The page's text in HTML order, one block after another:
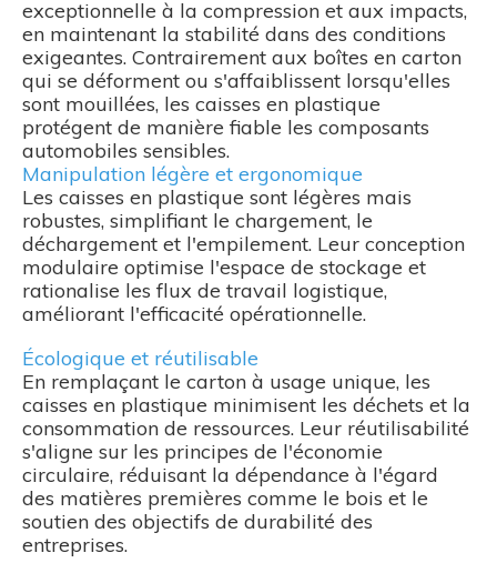
exceptionnelle à la compression et aux impacts,
en maintenant la stabilité dans des conditions
exigeantes. Contrairement aux boîtes en carton
qui se déforment ou s'affaiblissent lorsqu'elles
sont mouillées, les caisses en plastique
protégent de manière fiable les composants
automobiles sensibles.
Manipulation légère et ergonomique
Les caisses en plastique sont légères mais
robustes, simplifiant le chargement, le
déchargement et l'empilement. Leur conception
modulaire optimise l'espace de stockage et
rationalise les flux de travail logistique,
améliorant l'efficacité opérationnelle.
Écologique et réutilisable
En remplaçant le carton à usage unique, les
caisses en plastique minimisent les déchets et la
consommation de ressources. Leur réutilisabilité
s'aligne sur les principes de l'économie
circulaire, réduisant la dépendance à l'égard
des matières premières comme le bois et le
soutien des objectifs de durabilité des
entreprises.